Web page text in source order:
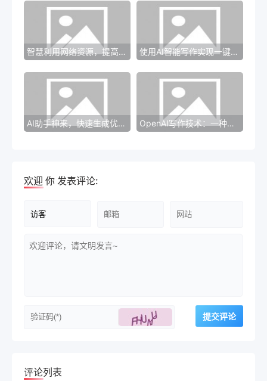
智慧利用网络资源，提高学习效率！ 使用AI智能写作实现一键生成免费版
AI助手神来，快速生成优秀广告文案 OpenAI写作技术：一种前所未有的革命性金科技
欢迎 你 发表评论:
评论列表